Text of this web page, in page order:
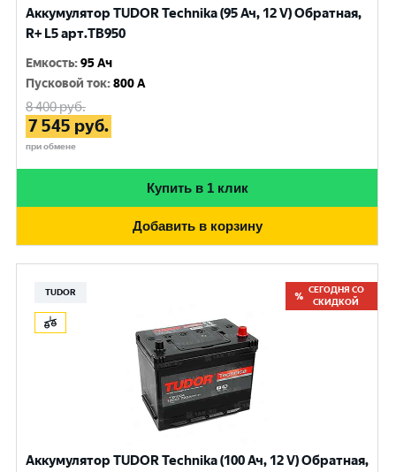
Аккумулятор TUDOR Technika (95 Ач, 12 V) Обратная,
R+ L5 арт.TB950
Емкость:95 Ач
Пусковой ток:800 A
8 400руб.
7 545 руб.
при обмене
Купить в 1 клик
Добавить в корзину
TUDOR
СЕГОДНЯ СО
СКИДКОЙ
Аккумулятор TUDOR Technika (100 Ач, 12 V) Обратная,